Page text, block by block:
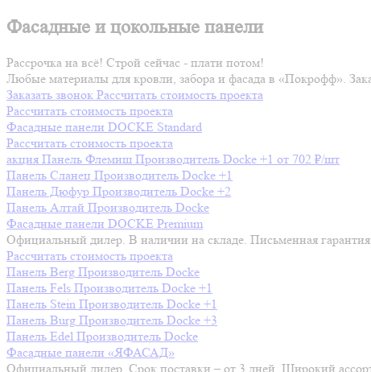
Фасадные и цокольные панели
Рассрочка на всё! Строй сейчас - плати потом!
Любые материалы для кровли, забора и фасада в «Покрофф».
Заказать звонок Рассчитать стоимость проекта
Рассчитать стоимость проекта
Фасадные панели DOCKE Standard
Рассчитать стоимость проекта
акция Панель Флемиш Производитель Docke +1 от 702 ₽/шт
Панель Сланец Производитель Docke +1
Панель Дюфур Производитель Docke +2
Панель Алтай Производитель Docke
Фасадные панели DOCKE Premium
Официальный дилер. В наличии на складе. Письменная
Рассчитать стоимость проекта
Панель Berg Производитель Docke
Панель Fels Производитель Docke +1
Панель Stein Производитель Docke +1
Панель Burg Производитель Docke +3
Панель Edel Производитель Docke
Фасадные панели «ЯФАСАД»
Официальный дилер. Срок поставки – от 3 дней. Широкий